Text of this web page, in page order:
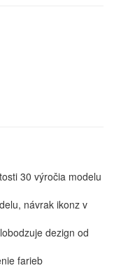
30 výročia modelu
návrak ikonz v
dezign od
farieb